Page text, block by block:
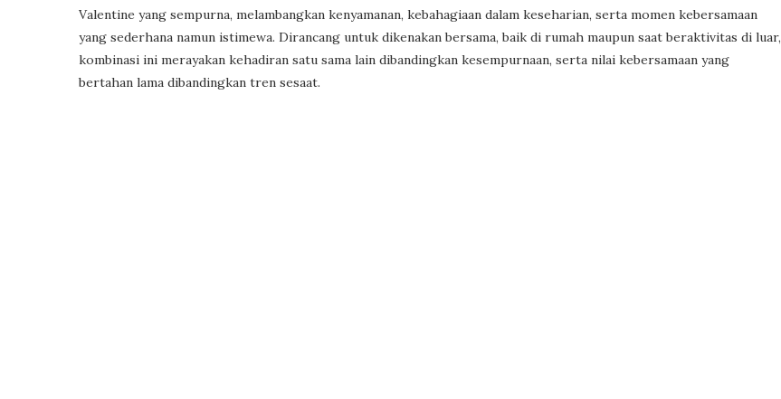
Valentine yang sempurna, melambangkan kenyamanan, kebahagiaan dalam keseharian, serta momen kebersamaan
yang sederhana namun istimewa. Dirancang untuk dikenakan bersama, baik di rumah maupun saat beraktivitas di luar,
kombinasi ini merayakan kehadiran satu sama lain dibandingkan kesempurnaan, serta nilai kebersamaan yang
bertahan lama dibandingkan tren sesaat.